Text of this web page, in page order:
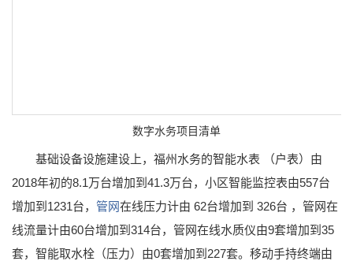
数字水务项目清单
基础设备设施建设上，福州水务的智能水表 （户表）由
2018年初的8.1万台增加到41.3万台，小区智能监控表由557台
增加到1231台， 管网在线压力计由 62台增加到 326台 ，管网在
线流量计由60台增加到314台，管网在线水质仪由9套增加到35
套，智能取水栓（压力）由0套增加到227套。移动手持终端由